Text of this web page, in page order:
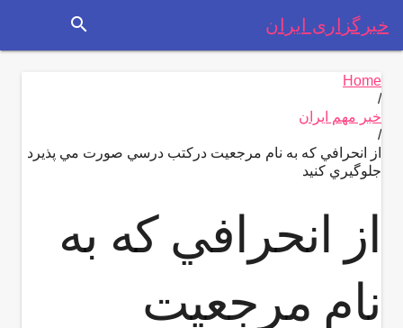
خبرگزاری ایران search
Home
/
خبر مهم ایران
/
از انحرافي كه به نام مرجعيت دركتب درسي صورت مي پذيرد
جلوگيري كنيد
از انحرافي كه به
نام مرجعيت